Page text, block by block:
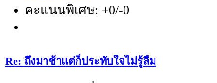
คะแนนพิเศษ: +0/-0
Re: ถึงมาช้าเเต่ก็ประทับใจไม่รู้ลืม